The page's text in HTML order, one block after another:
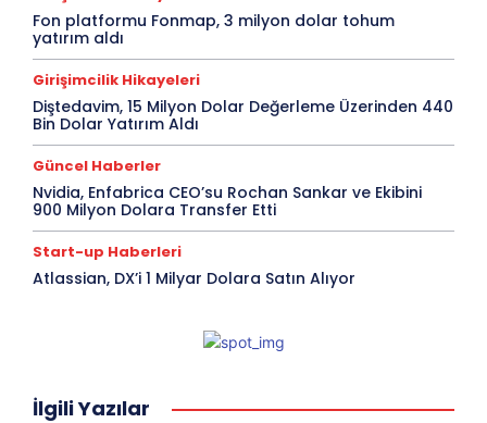
Fon platformu Fonmap, 3 milyon dolar tohum
yatırım aldı
Girişimcilik Hikayeleri
Diştedavim, 15 Milyon Dolar Değerleme Üzerinden 440
Bin Dolar Yatırım Aldı
Güncel Haberler
Nvidia, Enfabrica CEO’su Rochan Sankar ve Ekibini
900 Milyon Dolara Transfer Etti
Start-up Haberleri
Atlassian, DX’i 1 Milyar Dolara Satın Alıyor
İlgili Yazılar